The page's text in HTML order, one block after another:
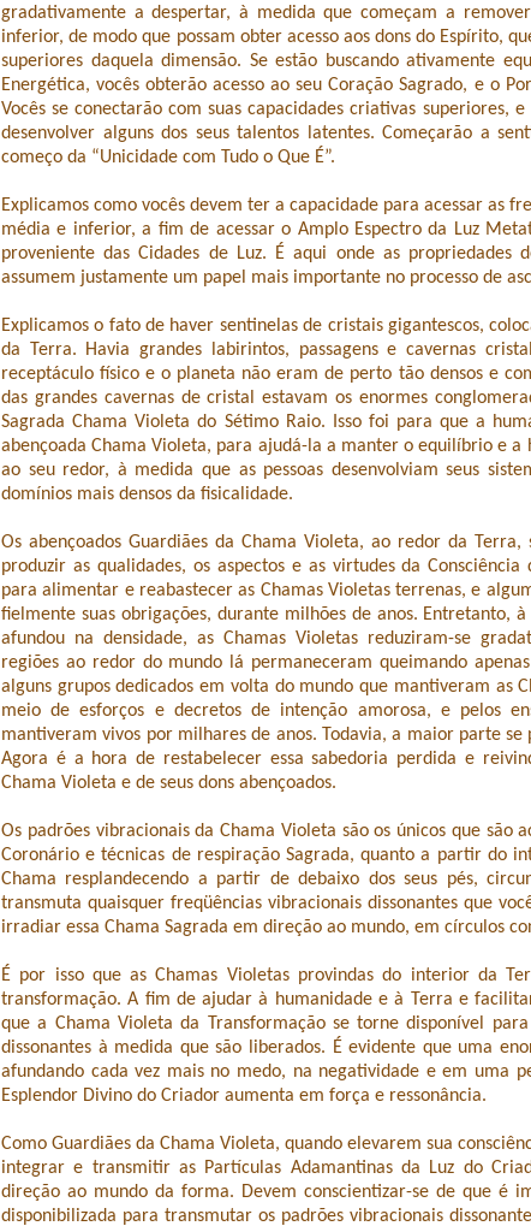
gradativamente a despertar, à medida que começam a
inferior, de modo que possam obter acesso aos dons do Espírito,
superiores daquela dimensão. Se estão buscando ativamente
Energética, vocês obterão acesso ao seu Coração Sagrado, e o
Vocês se conectarão com suas capacidades criativas superiores,
desenvolver alguns dos seus talentos latentes. Começarão a
começo da “Unicidade com Tudo o Que É”.
Explicamos como vocês devem ter a capacidade para acessar as
média e inferior, a fim de acessar o Amplo Espectro da Luz
proveniente das Cidades de Luz. É aqui onde as propriedades
assumem justamente um papel mais importante no processo de
Explicamos o fato de haver sentinelas de cristais gigantescos,
da Terra. Havia grandes labirintos, passagens e cavernas
receptáculo físico e o planeta não eram de perto tão densos e
das grandes cavernas de cristal estavam os enormes
Sagrada Chama Violeta do Sétimo Raio. Isso foi para que a
abençoada Chama Violeta, para ajudá-la a manter o equilíbrio e
ao seu redor, à medida que as pessoas desenvolviam seus
domínios mais densos da fisicalidade.
Os abençoados Guardiães da Chama Violeta, ao redor da
produzir as qualidades, os aspectos e as virtudes da Consciência
para alimentar e reabastecer as Chamas Violetas terrenas, e
fielmente suas obrigações, durante milhões de anos. Entretanto,
afundou na densidade, as Chamas Violetas reduziram-se
regiões ao redor do mundo lá permaneceram queimando
alguns grupos dedicados em volta do mundo que mantiveram as
meio de esforços e decretos de intenção amorosa, e pelos
mantiveram vivos por milhares de anos. Todavia, a maior parte se
Agora é a hora de restabelecer essa sabedoria perdida e
Chama Violeta e de seus dons abençoados.
Os padrões vibracionais da Chama Violeta são os únicos que são
Coronário e técnicas de respiração Sagrada, quanto a partir do
Chama resplandecendo a partir de debaixo dos seus pés,
transmuta quaisquer freqüências vibracionais dissonantes que
irradiar essa Chama Sagrada em direção ao mundo, em círculos
É por isso que as Chamas Violetas provindas do interior da
transformação. A fim de ajudar à humanidade e à Terra e
que a Chama Violeta da Transformação se torne disponível
dissonantes à medida que são liberados. É evidente que uma
afundando cada vez mais no medo, na negatividade e em uma
Esplendor Divino do Criador aumenta em força e ressonância.
Como Guardiães da Chama Violeta, quando elevarem sua
integrar e transmitir as Partículas Adamantinas da Luz do
direção ao mundo da forma. Devem conscientizar-se de que é
disponibilizada para transmutar os padrões vibracionais